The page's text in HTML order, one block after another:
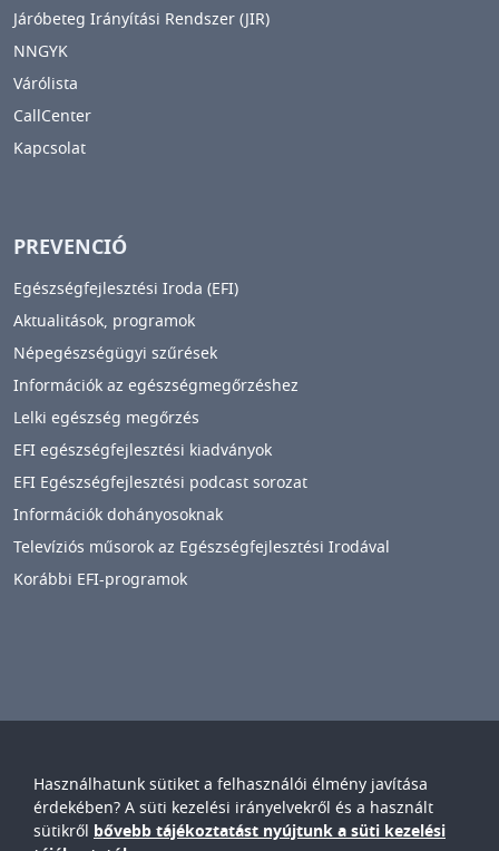
Használhatunk sütiket a felhasználói élmény javítása
érdekében? A süti kezelési irányelvekről és a használt
sütikről bővebb tájékoztatást nyújtunk a süti kezelési
IMAGE
Járóbeteg Irányítási Rendszer (JIR)
NNGYK
Várólista
CallCenter
Kapcsolat
PREVENCIÓ
Egészségfejlesztési Iroda (EFI)
Aktualitások, programok
Népegészségügyi szűrések
Információk az egészségmegőrzéshez
Lelki egészség megőrzés
EFI egészségfejlesztési kiadványok
EFI Egészségfejlesztési podcast sorozat
Információk dohányosoknak
Televíziós műsorok az Egészségfejlesztési Irodával
Korábbi EFI-programok
Győr-Moson-Sopron Vármegyei
Petz Aladár
Egyetemi Oktató Kórház